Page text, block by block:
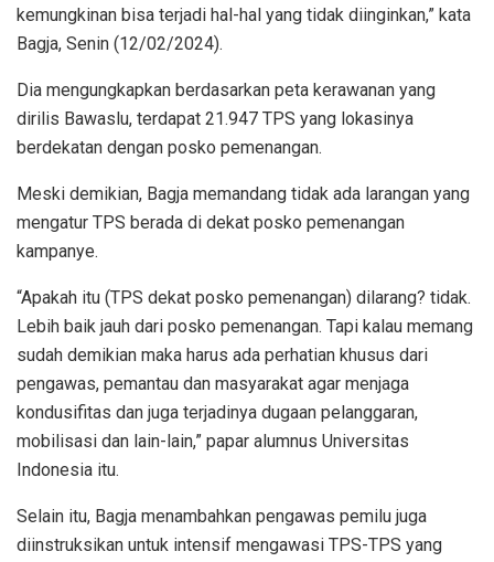
kemungkinan bisa terjadi hal-hal yang tidak diinginkan,” kata
Bagja, Senin (12/02/2024).
Dia mengungkapkan berdasarkan peta kerawanan yang
dirilis Bawaslu, terdapat 21.947 TPS yang lokasinya
berdekatan dengan posko pemenangan.
Meski demikian, Bagja memandang tidak ada larangan yang
mengatur TPS berada di dekat posko pemenangan
kampanye.
“Apakah itu (TPS dekat posko pemenangan) dilarang? tidak.
Lebih baik jauh dari posko pemenangan. Tapi kalau memang
sudah demikian maka harus ada perhatian khusus dari
pengawas, pemantau dan masyarakat agar menjaga
kondusifitas dan juga terjadinya dugaan pelanggaran,
mobilisasi dan lain-lain,” papar alumnus Universitas
Indonesia itu.
Selain itu, Bagja menambahkan pengawas pemilu juga
diinstruksikan untuk intensif mengawasi TPS-TPS yang